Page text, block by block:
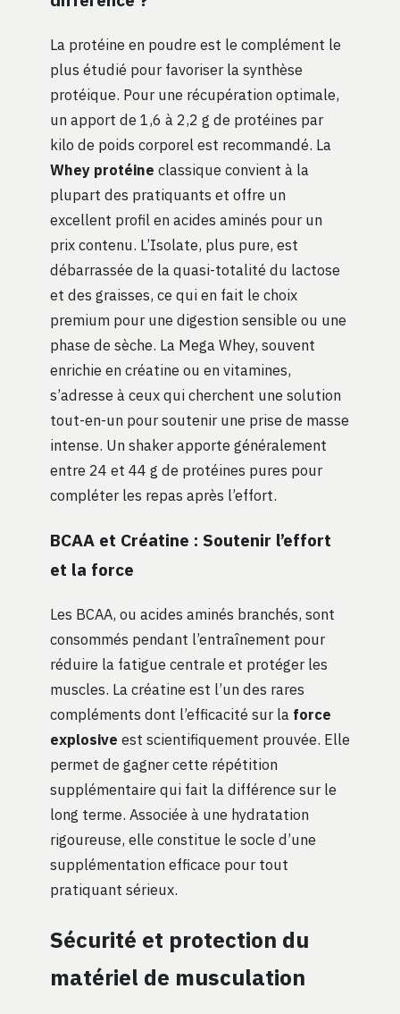
La protéine en poudre est le complément le
plus étudié pour favoriser la synthèse
protéique. Pour une récupération optimale,
un apport de 1,6 à 2,2 g de protéines par
kilo de poids corporel est recommandé. La
Whey protéine classique convient à la
plupart des pratiquants et offre un
excellent profil en acides aminés pour un
prix contenu. L’Isolate, plus pure, est
débarrassée de la quasi-totalité du lactose
et des graisses, ce qui en fait le choix
premium pour une digestion sensible ou une
phase de sèche. La Mega Whey, souvent
enrichie en créatine ou en vitamines,
s’adresse à ceux qui cherchent une solution
tout-en-un pour soutenir une prise de masse
intense. Un shaker apporte généralement
entre 24 et 44 g de protéines pures pour
compléter les repas après l’effort.
BCAA et Créatine : Soutenir l’effort
et la force
Les BCAA, ou acides aminés branchés, sont
consommés pendant l’entraînement pour
réduire la fatigue centrale et protéger les
muscles. La créatine est l’un des rares
compléments dont l’efficacité sur la force
explosive est scientifiquement prouvée. Elle
permet de gagner cette répétition
supplémentaire qui fait la différence sur le
long terme. Associée à une hydratation
rigoureuse, elle constitue le socle d’une
supplémentation efficace pour tout
pratiquant sérieux.
Sécurité et protection du
matériel de musculation